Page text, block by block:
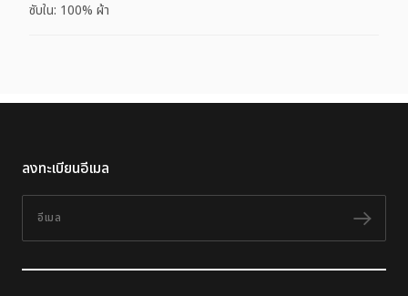
ซับใน: 100% ผ้า
ลงทะเบียนอีเมล
ติดต